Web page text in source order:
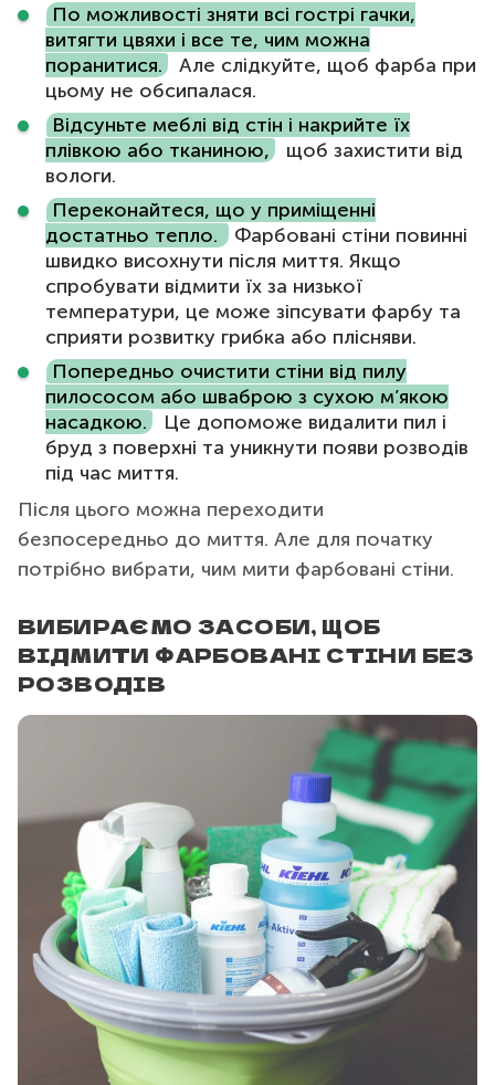
По можливості зняти всі гострі гачки,
витягти цвяхи і все те, чим можна
поранитися.
Але слідкуйте, щоб фарба при
цьому не обсипалася.
Відсуньте меблі від стін і накрийте їх
плівкою або тканиною,
щоб захистити від
вологи.
Переконайтеся, що у приміщенні
достатньо тепло.
Фарбовані стіни повинні
швидко висохнути після миття. Якщо
спробувати відмити їх за низької
температури, це може зіпсувати фарбу та
сприяти розвитку грибка або плісняви.
Попередньо очистити стіни від пилу
пилососом або шваброю з сухою м’якою
насадкою.
Це допоможе видалити пил і
бруд з поверхні та уникнути появи розводів
під час миття.
Після цього можна переходити
безпосередньо до миття. Але для початку
потрібно вибрати, чим мити фарбовані стіни.
ВИБИРАЄМО ЗАСОБИ, ЩОБ
ВІДМИТИ ФАРБОВАНІ СТІНИ БЕЗ
РОЗВОДІВ